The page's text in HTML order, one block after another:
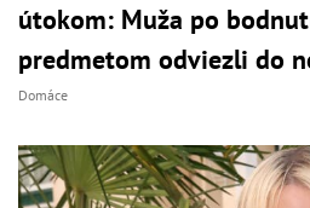
útokom: Muža po
predmetom odviezli do
Domáce